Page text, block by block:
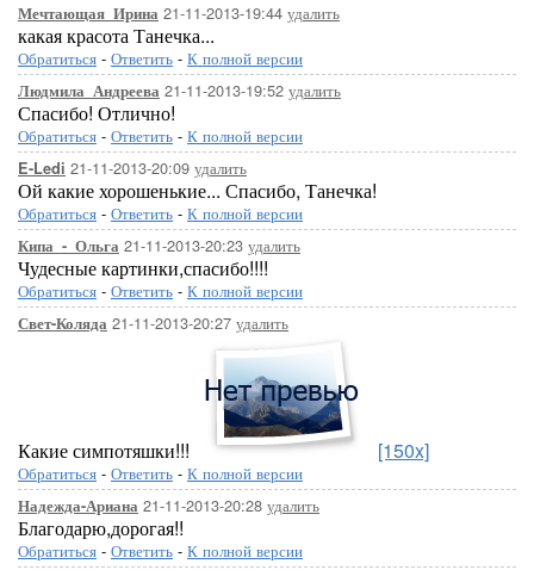
Мечтающая_Ирина 21-11-2013-19:44 удалить
какая красота Танечка...
Обратиться - Ответить - К полной версии
Людмила_Андреева 21-11-2013-19:52 удалить
Спасибо! Отлично!
Обратиться - Ответить - К полной версии
E-Ledi 21-11-2013-20:09 удалить
Ой какие хорошенькие... Спасибо, Танечка!
Обратиться - Ответить - К полной версии
Кипа_-_Ольга 21-11-2013-20:23 удалить
Чудесные картинки,спасибо!!!!
Обратиться - Ответить - К полной версии
Свет-Коляда 21-11-2013-20:27 удалить
Какие симпотяшки!!! [150x]
Обратиться - Ответить - К полной версии
Надежда-Ариана 21-11-2013-20:28 удалить
Благодарю,дорогая!!
Обратиться - Ответить - К полной версии